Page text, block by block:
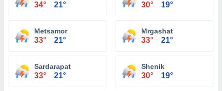
34° 21° 30° 19°
Metsamor
33° 21°
Mrgashat
33° 21°
Sardarapat
33° 21°
Shenik
30° 19°